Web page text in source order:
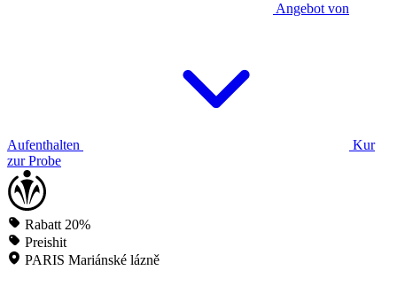
Angebot von
Aufenthalten
Kur
zur Probe
Rabatt 20%
Preishit
PARIS Mariánské lázně